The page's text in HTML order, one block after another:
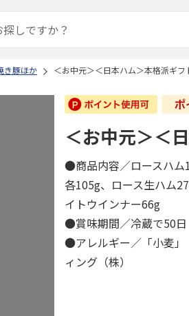
き豚ほか ＜お中元＞＜日本ハム＞本格派ギフ
＜お中元＞＜
●商品内容／ロースハ
各105g、ロース生ハム
イトウインナー66g
●賞味期間／冷蔵で50
●アレルギー／「小麦
ィング（株）